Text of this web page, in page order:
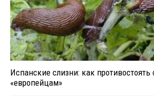
Испанские слизни: как
«европейцам»